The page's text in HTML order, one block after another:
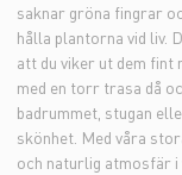
saknar gröna fingrar
hålla plantorna vid liv.
att du viker ut dem fint
med en torr trasa då
badrummet, stugan
skönhet. Med våra
och naturlig atmosfär